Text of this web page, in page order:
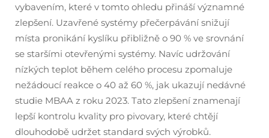
vybavením, které v tomto ohledu přináší významné
zlepšení. Uzavřené systémy přečerpávání snižují
místa pronikání kyslíku přibližně o 90 % ve srovnání
se staršími otevřenými systémy. Navíc udržování
nízkých teplot během celého procesu zpomaluje
nežádoucí reakce o 40 až 60 %, jak ukazují nedávné
studie MBAA z roku 2023. Tato zlepšení znamenají
lepší kontrolu kvality pro pivovary, které chtějí
dlouhodobě udržet standard svých výrobků.